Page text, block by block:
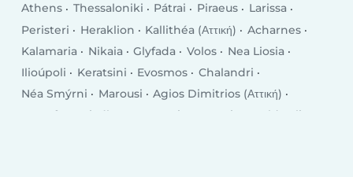
Athens Thessaloniki Pátrai Piraeus
Larissa
Peristeri
Heraklion Kallithéa (Αττική)
Acharnes
Kalamaria
Nikaia Glyfada Volos
Nea Liosia
Ilioúpoli
Keratsini Evosmos
Chalandri
Néa Smýrni
Marousi
Agios Dimitrios (Αττική)
Zografos
Aigáleo Nea Ionia Ioannina
Old Faliron